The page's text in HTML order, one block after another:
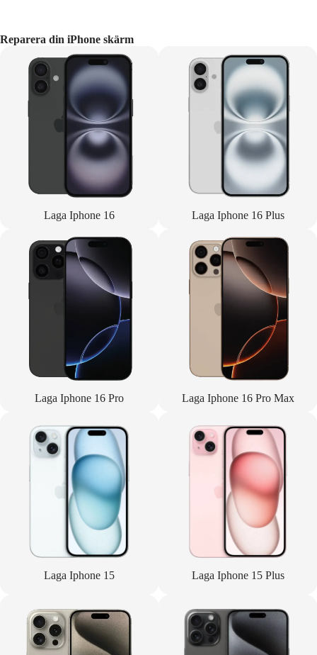
Reparera din iPhone skärm
Laga Iphone 16 Laga Iphone 16 Plus
Laga Iphone 16 Pro Laga Iphone 16 Pro Max
Laga Iphone 15 Laga Iphone 15 Plus